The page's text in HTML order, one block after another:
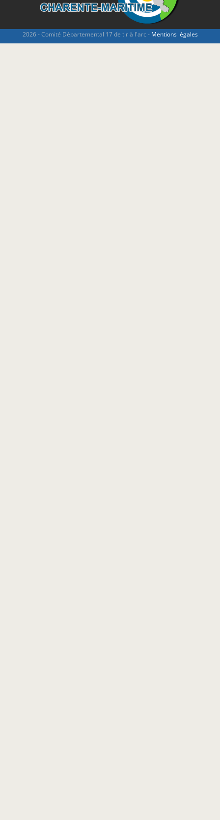
2026 - Comité Départemental 17 de tir à l'arc - Mentions légales